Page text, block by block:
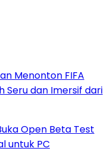
Menonton FIFA
Seru dan Imersif dari
Open Beta Test
untuk PC